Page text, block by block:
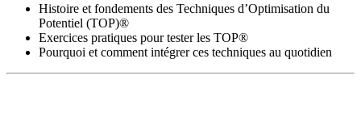
Histoire et fondements des Techniques d’Optimisation du
Potentiel (TOP)®
Exercices pratiques pour tester les TOP®
Pourquoi et comment intégrer ces techniques au quotidien